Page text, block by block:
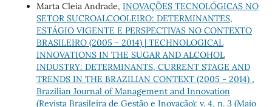
Marta Cleia Andrade, INOVAÇÕES TECNOLÓGICAS NO
SETOR SUCROALCOOLEIRO: DETERMINANTES,
ESTÁGIO VIGENTE E PERSPECTIVAS NO CONTEXTO
BRASILEIRO (2005 - 2014) | TECHNOLOGICAL
INNOVATIONS IN THE SUGAR AND ALCOHOL
INDUSTRY: DETERMINANTS, CURRENT STAGE AND
TRENDS IN THE BRAZILIAN CONTEXT (2005 - 2014) ,
Brazilian Journal of Management and Innovation
(Revista Brasileira de Gestão e Inovação): v. 4, n. 3 (Maio